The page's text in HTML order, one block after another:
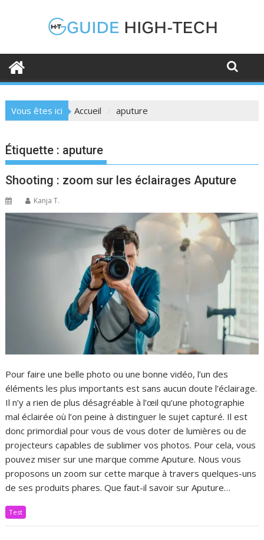
Vous êtes ici Accueil aputure
Étiquette : aputure
Shooting : zoom sur les éclairages Aputure
Kanja T.
Pour faire une belle photo ou une bonne vidéo, l’un des
éléments les plus importants est sans aucun doute l’éclairage.
Il n’y a rien de plus désagréable à l’œil qu’une photographie
mal éclairée où l’on peine à distinguer le sujet capturé. Il est
donc primordial pour vous de vous doter de lumières ou de
projecteurs capables de sublimer vos photos. Pour cela, vous
pouvez miser sur une marque comme Aputure. Nous vous
proposons un zoom sur cette marque à travers quelques-uns
de ses produits phares. Que faut-il savoir sur Aputure…
Test